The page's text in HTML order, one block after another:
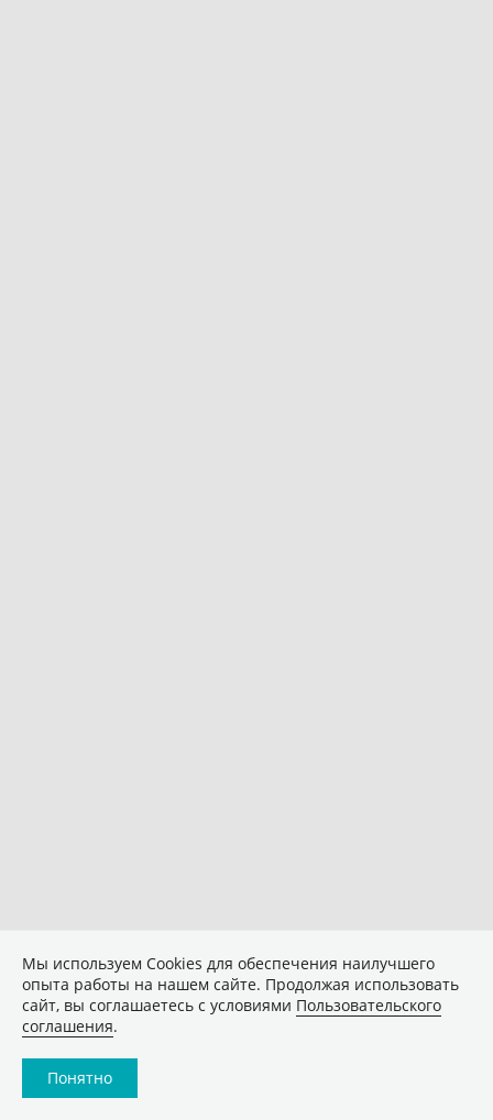
Мы используем Сookies для обеспечения наилучшего
опыта работы на нашем сайте. Продолжая использовать
сайт, вы соглашаетесь с условиями Пользовательского
соглашения.
Понятно